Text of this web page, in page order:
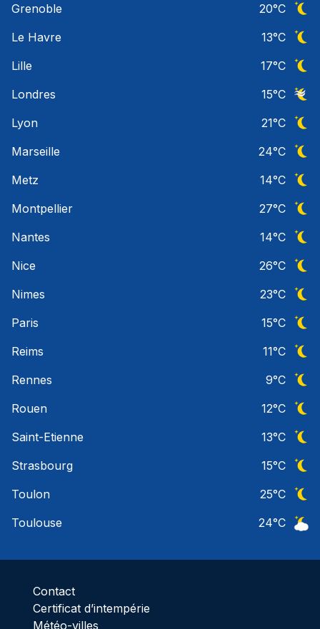
Grenoble
20°C
Le Havre
13°C
Lille
17°C
Londres
15°C
Lyon
21°C
Marseille
24°C
Metz
14°C
Montpellier
27°C
Nantes
14°C
Nice
26°C
Nimes
23°C
Paris
15°C
Reims
11°C
Rennes
9°C
Rouen
12°C
Saint-Etienne
13°C
Strasbourg
15°C
Toulon
25°C
Toulouse
24°C
Contact
Certificat d’intempérie
Météo-villes